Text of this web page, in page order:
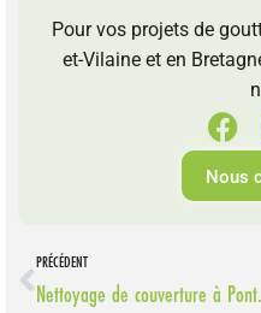
Pour vos projets de
et-Vilaine et en
Nous
PRÉCÉDENT